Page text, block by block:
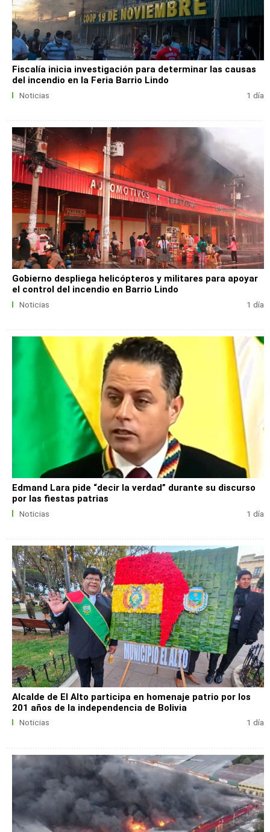
Fiscalía inicia investigación para determinar las causas
del incendio en la Feria Barrio Lindo
Noticias 1 día
Gobierno despliega helicópteros y militares para apoyar
el control del incendio en Barrio Lindo
Noticias 1 día
Edmand Lara pide “decir la verdad” durante su discurso
por las fiestas patrias
Noticias 1 día
Alcalde de El Alto participa en homenaje patrio por los
201 años de la independencia de Bolivia
Noticias 1 día